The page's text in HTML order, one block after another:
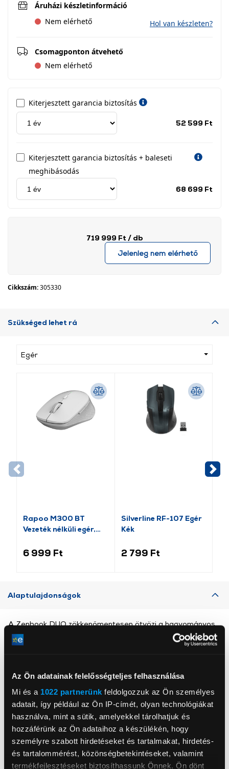
Az Ön adatainak felelősségteljes felhasználása
Mi és a 1022 partnerünk feldolgozzuk az Ön személyes
adatait, így például az Ön IP-címét, olyan technológiákat
használva, mint a sütik, amelyekkel tárolhatjuk és
hozzáférünk az Ön adataihoz a készülékén, hogy
személyre szabott hirdetéseket és tartalmakat, hirdetés-
és tartalommérést, közönségbetekintéseket, valamint
termékfejlesztéseket biztosíthassunk Önnek. Ön dönt
Áruházi készletinformáció
Nem elérhető
Hol van készleten?
Csomagponton átvehető
Nem elérhető
Kiterjesztett garancia biztosítás
52 599 Ft
Kiterjesztett garancia biztosítás + baleseti
meghibásodás
68 699 Ft
719 999 Ft / db
Jelenleg nem elérhető
Cikkszám:305330
Szükséged lehet rá
Egér
Rapoo M300 BT
Vezeték nélküli egér,
(184340)
6 999 Ft
Silverline RF-107 Egér
Kék
2 799 Ft
Alaptulajdonságok
Asus Technology PTE Ltd
www.asus.com/hu/
A Zenbook DUO zökkenőmentesen ötvözi a hagyományos
laptopok hatékonyságát a többképernyős eszközök
sokoldalúságával - miközben továbbra is a rendkívüli
Érintsd meg hat ujjal, hogy behívd a teljes méretű virtuális
billentyűzetet és az érintőpadot a második panelen.